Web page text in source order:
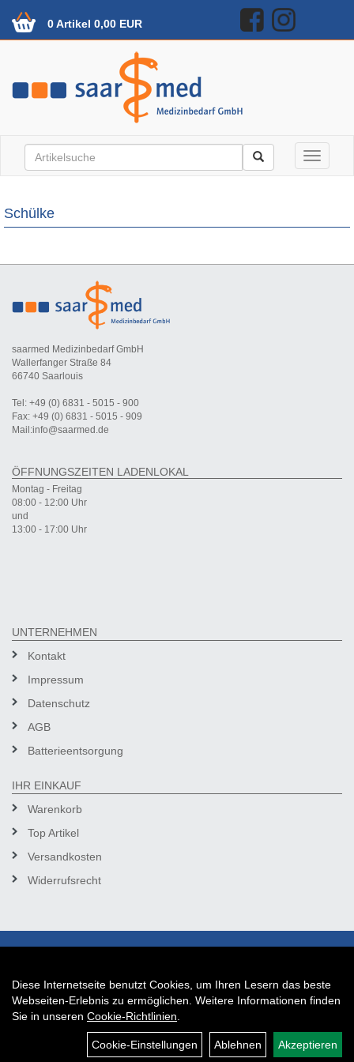
0 Artikel 0,00 EUR
Toggle
Schülke
saarmed Medizinbedarf GmbH
Wallerfanger Straße 84
66740 Saarlouis
Tel: +49 (0) 6831 - 5015 - 900
Fax: +49 (0) 6831 - 5015 - 909
Mail:info@saarmed.de
ÖFFNUNGSZEITEN LADENLOKAL
Montag - Freitag
08:00 - 12:00 Uhr
und
13:00 - 17:00 Uhr
UNTERNEHMEN
Kontakt
Impressum
Datenschutz
AGB
Batterieentsorgung
IHR EINKAUF
Warenkorb
Top Artikel
Versandkosten
Widerrufsrecht
Diese Internetseite benutzt Cookies, um Ihren Lesern das beste
Webseiten-Erlebnis zu ermöglichen. Weitere Informationen finden
Sie in unseren Cookie-Richtlinien
Cookie-Einstellungen Ablehnen Akzeptieren
Auftrag widerrufen